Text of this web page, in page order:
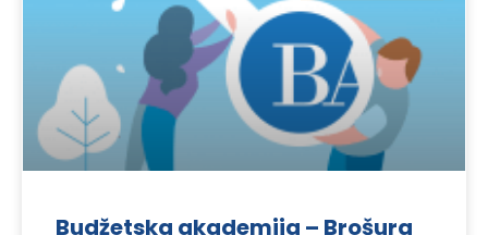
Budžetska akademija – Brošura